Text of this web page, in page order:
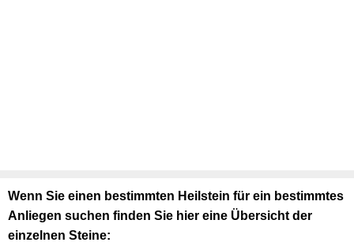
Wenn Sie einen bestimmten Heilstein für ein bestimmtes
Anliegen suchen finden Sie hier eine Übersicht der
einzelnen Steine: